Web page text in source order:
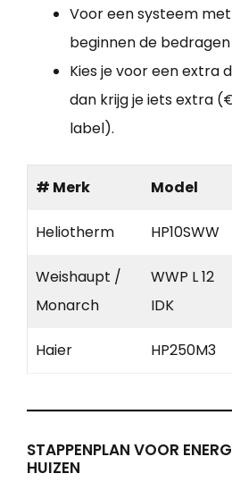
Voor een systeem
beginnen de
Kies je voor een extra
dan krijg je iets extra
label).
# Merk Model
Heliotherm HP10SWW
Weishaupt /
Monarch
WWP L 12
IDK
Haier HP250M3
STAPPENPLAN VOOR
HUIZEN